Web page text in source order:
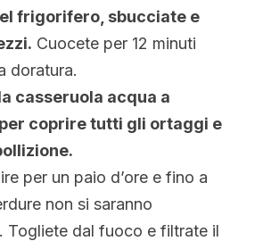
frigorifero, sbucciate e
Cuocete per 12 minuti
doratura.
casseruola acqua a
coprire tutti gli ortaggi e
per un paio d’ore e fino a
non si saranno
Togliete dal fuoco e filtrate il